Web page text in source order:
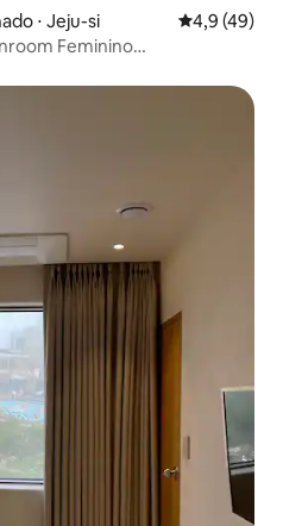
⋅ Jeju-si 4,9 de uma
4,9 (49)
Feminino